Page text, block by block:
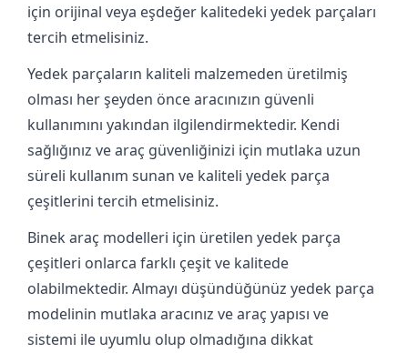
için orijinal veya eşdeğer kalitedeki yedek parçaları
tercih etmelisiniz.
Yedek parçaların kaliteli malzemeden üretilmiş
olması her şeyden önce aracınızın güvenli
kullanımını yakından ilgilendirmektedir. Kendi
sağlığınız ve araç güvenliğinizi için mutlaka uzun
süreli kullanım sunan ve kaliteli yedek parça
çeşitlerini tercih etmelisiniz.
Binek araç modelleri için üretilen yedek parça
çeşitleri onlarca farklı çeşit ve kalitede
olabilmektedir. Almayı düşündüğünüz yedek parça
modelinin mutlaka aracınız ve araç yapısı ve
sistemi ile uyumlu olup olmadığına dikkat